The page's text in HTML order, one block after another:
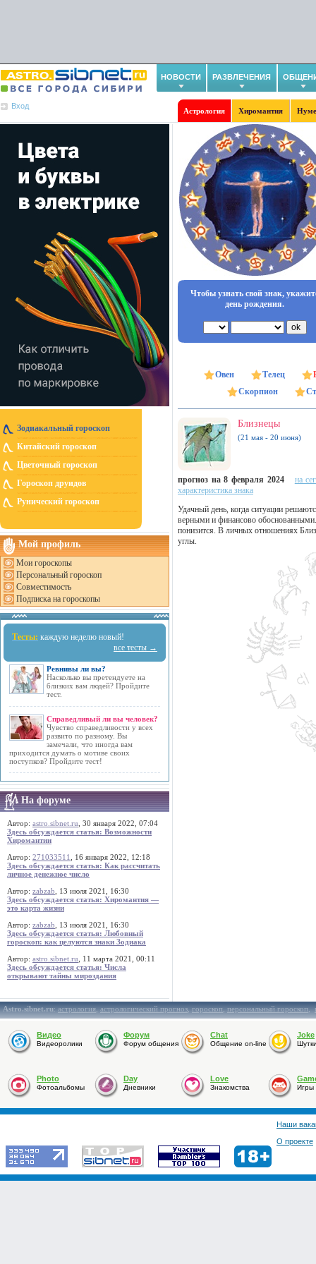
НОВОСТИ РАЗВЛЕЧЕНИЯ
Вход
Астрология Хиромантия
Зодиакальный гороскоп
Китайский гороскоп
Цветочный гороскоп
Гороскоп друидов
Рунический гороскоп
Мой профиль
Мои гороскопы
Персональный гороскоп
Совместимость
Подписка на гороскопы
Тесты: каждую неделю новый!
все тесты →
Ревнивы ли вы?
Насколько вы претендуете на
близких вам людей? Пройдите
тест.
Справедливый ли вы человек?
Чувство справедливости у всех
развито по разному. Вы
замечали, что иногда вам
приходится думать о мотиве своих
поступков? Пройдите тест!
На форуме
Автор: astro.sibnet.ru , 30 января 2022, 07:04
Здесь обсуждается статья: Возможности
Хиромантии
Автор: 271033511
, 16 января 2022, 12:18
Здесь обсуждается статья: Как рассчитать
личное денежное число
Автор: zabzab , 13 июля 2021, 16:30
Здесь обсуждается статья: Хиромантия —
это карта жизни
Автор: zabzab , 13 июля 2021, 16:30
Здесь обсуждается статья: Любовный
гороскоп: как целуются знаки Зодиака
Автор: astro.sibnet.ru , 11 марта 2021, 00:11
Здесь обсуждается статья: Числа
открывают тайны мироздания
Чтобы узнать свой знак,
день рождения.
Овен Телец
Скорпион
Близнецы
(21 мая - 20 июня)
прогноз на 8 февраля 2024
на
характеристика знака
Удачный день, когда ситуации
верными и финансово обоснованными.
понизится. В личных отношениях
углы.
Astro.sibnet.ru:астрология,астрологический прогноз,гороскоп,персональный гороскоп,
Видео
Видеоролики
Форум
Форум общения
Chat
Общение on-line
Joke
Photo
Фотоальбомы
Day
Дневники
Love
Знакомства Игры
Наши
О проекте